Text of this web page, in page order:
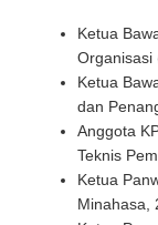
Ketua
Organisasi
Ketua
dan
Anggota
Teknis
Ketua
Minahasa,